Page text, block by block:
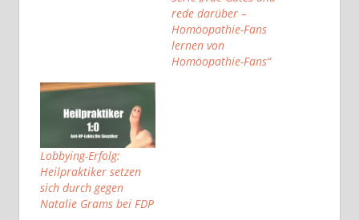
rede darüber –
Homöopathie-Fans
lernen von
Homöopathie-Fans“
Lobbying-Erfolg:
Heilpraktiker setzen
sich durch gegen
Natalie Grams bei FDP